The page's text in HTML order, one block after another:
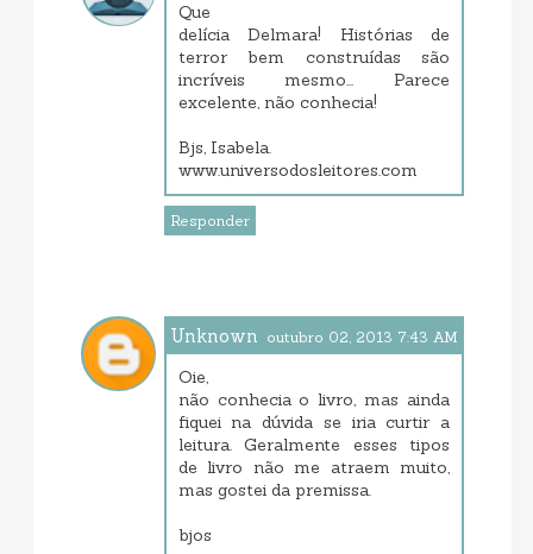
Que
delícia Delmara! Histórias de
terror bem construídas são
incríveis mesmo... Parece
excelente, não conhecia!
Bjs, Isabela.
www.universodosleitores.com
Responder
Unknown outubro 02, 2013 7:43 AM
Oie,
não conhecia o livro, mas ainda
fiquei na dúvida se iria curtir a
leitura. Geralmente esses tipos
de livro não me atraem muito,
mas gostei da premissa.
bjos